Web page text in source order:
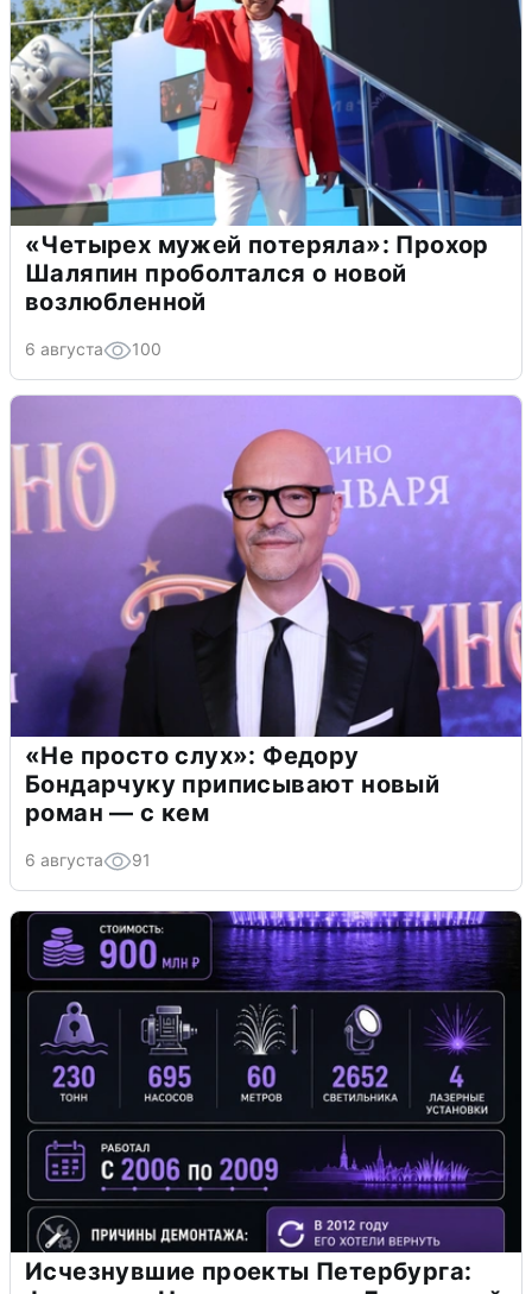
«Четырех мужей потеряла»: Прохор
Шаляпин проболтался о новой
возлюбленной
6 августа 100
«Не просто слух»: Федору
Бондарчуку приписывают новый
роман — с кем
6 августа 91
Исчезнувшие проекты Петербурга: